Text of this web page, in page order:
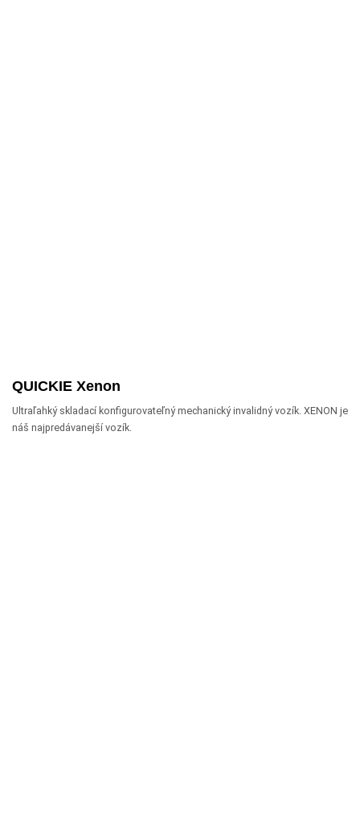
QUICKIE Xenon
Ultraľahký skladací konfigurovateľný mechanický invalidný vozík. XENON je
náš najpredávanejší vozík.